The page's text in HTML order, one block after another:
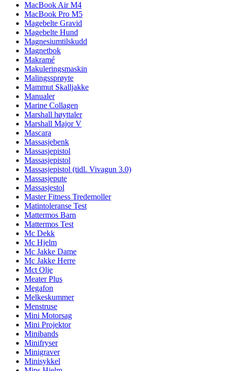
MacBook Air M4
MacBook Pro M5
Magebelte Gravid
Magebelte Hund
Magnesiumtilskudd
Magnetbok
Makramé
Makuleringsmaskin
Malingssprøyte
Mammut Skalljakke
Manualer
Marine Collagen
Marshall høyttaler
Marshall Major V
Mascara
Massasjebenk
Massasjepistol
Massasjepistol
Massasjepistol (tidl. Vivagun 3.0)
Massasjepute
Massasjestol
Master Fitness Tredemoller
Matintoleranse Test
Mattermos Barn
Mattermos Test
Mc Dekk
Mc Hjelm
Mc Jakke Dame
Mc Jakke Herre
Mct Olje
Meater Plus
Megafon
Melkeskummer
Menstruse
Mini Motorsag
Mini Projektor
Minibands
Minifryser
Minigraver
Minisykkel